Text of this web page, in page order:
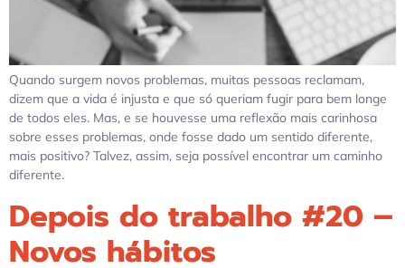
Quando surgem novos problemas, muitas pessoas reclamam,
dizem que a vida é injusta e que só queriam fugir para bem longe
de todos eles. Mas, e se houvesse uma reflexão mais carinhosa
sobre esses problemas, onde fosse dado um sentido diferente,
mais positivo? Talvez, assim, seja possível encontrar um caminho
diferente.
Depois do trabalho #20 –
Novos hábitos